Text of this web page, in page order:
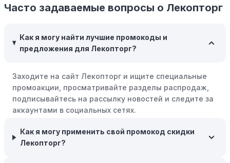
компании Лекопторг есть программы поощрения,
позволяющие зарабатывать баллы или cashback на
скидки или будущие покупки.
пятница" или сезонными акциями. В такие периоды
розничные компании часто предлагают значительные
скидки.
добавьте товары в корзину и оставьте их на день или
два. В некоторых случаях существует большая
Часто задаваемые вопросы о Лекопторг
Как я могу найти лучшие промокоды и
предложения для Лекопторг?
Заходите на сайт Лекопторг и ищите специальные
промоакции, просматривайте разделы распродаж,
подписывайтесь на рассылку новостей и следите за
аккаунтами в социальных сетях.
Как я могу применить свой промокод скидки
Лекопторг?